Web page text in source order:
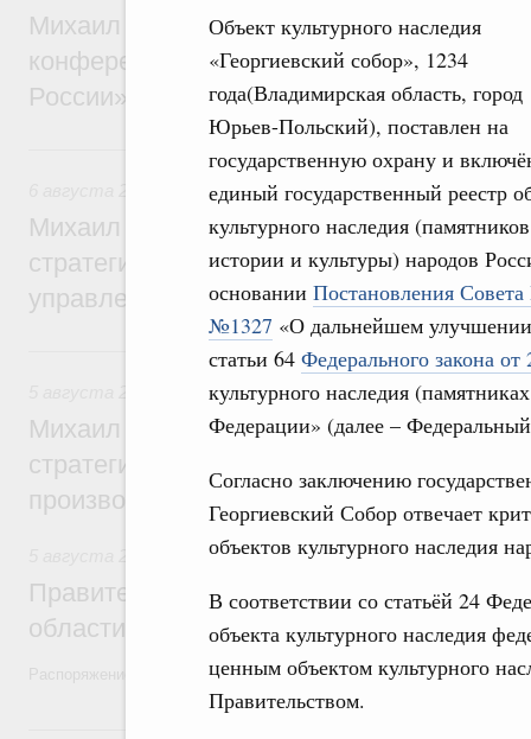
Объект культурного наследия
«Георгиевский собор», 1234
года(Владимирская область, город
Юрьев-Польский), поставлен на
государственную охрану и
единый государственный реестр
культурного наследия (памятников
истории и культуры) народов
основании Постановления
№1327 «О дальнейшем
статьи 64 Федерального закона
культурного наследия
Федерации» (далее –
Согласно заключению
Георгиевский Собор отвечает
объектов культурного наследия
В соответствии со статьёй 24
объекта культурного наследия
ценным объектом культурного
Правительством.
Михаил Мишустин дал поручения по
конференции «Цифровая индустрия
России»
Технологическое развитие. Инновации
Михаил Мишустин дал поручения по
стратегической сессии о
управления научно-технологическим
5 августа, среда
Вопросы производительности труда и
Михаил Мишустин дал поручения по
стратегической сессии, посвящённой
производительности труда
Национальный проект «Экологическое
Правительство увеличило объём
области в рамках федерального
Распоряжение от 3 августа 2026 года №2067-р